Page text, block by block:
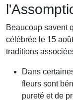
Beaucoup savent
célébrée le 15
traditions
Dans
fleurs sont
pureté et de